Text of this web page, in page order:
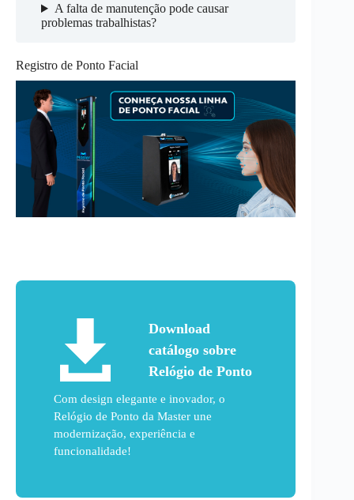
A falta de manutenção pode causar
problemas trabalhistas?
Registro de Ponto Facial
Download
catálogo sobre
Relógio de Ponto
Com design elegante e inovador, o
Relógio de Ponto da Master une
modernização, experiência e
funcionalidade!